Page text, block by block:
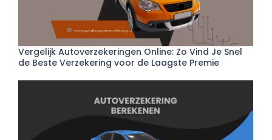
Vergelijk Autoverzekeringen Online: Zo Vind Je Snel
de Beste Verzekering voor de Laagste Premie